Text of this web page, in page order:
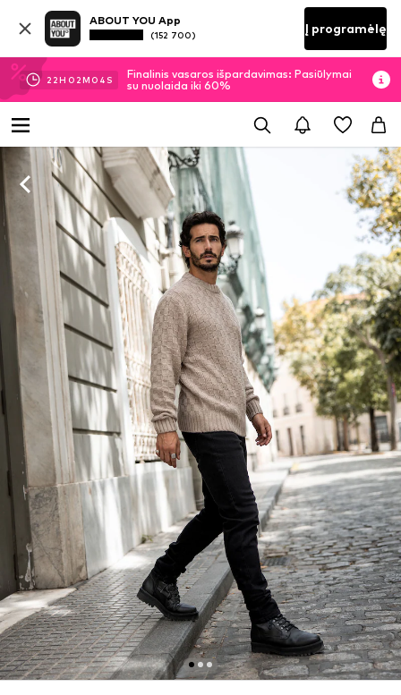
ABOUT YOU App
(152 700) Į programėlę
22H 02M 03 S
Finalinis vasaros išpardavimas: Pasiūlymai
su nuolaida iki 60%